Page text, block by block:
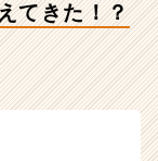
てきた！？